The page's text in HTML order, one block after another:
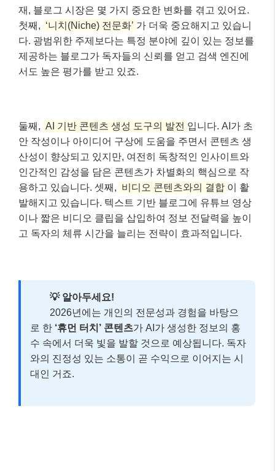
재, 블로그 시장은 몇 가지 중요한 변화를 겪고 있어요.
첫째, ‘니치(Niche) 전문화’ 가 더욱 중요해지고 있습니
다. 광범위한 주제보다는 특정 분야에 깊이 있는 정보를
제공하는 블로그가 독자들의 신뢰를 얻고 검색 엔진에
서도 높은 평가를 받고 있죠.
둘째, AI 기반 콘텐츠 생성 도구의 발전 입니다. AI가 초
안 작성이나 아이디어 구상에 도움을 주면서 콘텐츠 생
산성이 향상되고 있지만, 여전히 독창적인 인사이트와
인간적인 감성을 담은 콘텐츠가 차별화의 핵심으로 작
용하고 있습니다. 셋째, 비디오 콘텐츠와의 결합 이 활
발해지고 있습니다. 텍스트 기반 블로그에 유튜브 영상
이나 짧은 비디오 클립을 삽입하여 정보 전달력을 높이
고 독자의 체류 시간을 늘리는 전략이 효과적입니다.
💡 알아두세요!
2026년에는 개인의 전문성과 경험을 바탕으
로 한 ‘휴먼 터치’ 콘텐츠가 AI가 생성한 정보의 홍
수 속에서 더욱 빛을 발할 것으로 예상됩니다. 독자
와의 진정성 있는 소통이 곧 수익으로 이어지는 시
대인 거죠.